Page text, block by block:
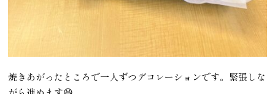
焼きあがったところで一人ずつデコレーションです。緊張しな